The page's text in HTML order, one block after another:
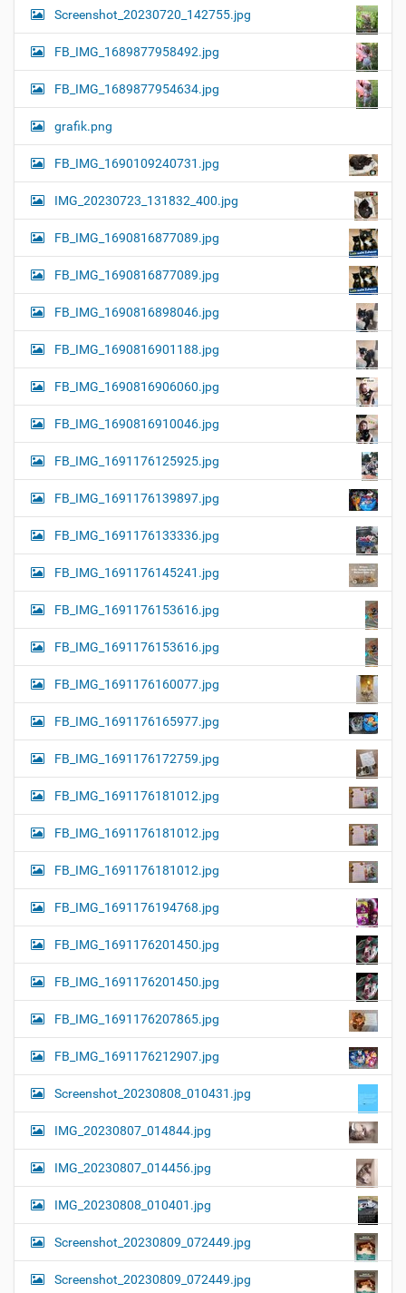
Screenshot_20230720_142755.jpg
FB_IMG_1689877958492.jpg
FB_IMG_1689877954634.jpg
grafik.png
FB_IMG_1690109240731.jpg
IMG_20230723_131832_400.jpg
FB_IMG_1690816877089.jpg
FB_IMG_1690816877089.jpg
FB_IMG_1690816898046.jpg
FB_IMG_1690816901188.jpg
FB_IMG_1690816906060.jpg
FB_IMG_1690816910046.jpg
FB_IMG_1691176125925.jpg
FB_IMG_1691176139897.jpg
FB_IMG_1691176133336.jpg
FB_IMG_1691176145241.jpg
FB_IMG_1691176153616.jpg
FB_IMG_1691176153616.jpg
FB_IMG_1691176160077.jpg
FB_IMG_1691176165977.jpg
FB_IMG_1691176172759.jpg
FB_IMG_1691176181012.jpg
FB_IMG_1691176181012.jpg
FB_IMG_1691176181012.jpg
FB_IMG_1691176194768.jpg
FB_IMG_1691176201450.jpg
FB_IMG_1691176201450.jpg
FB_IMG_1691176207865.jpg
FB_IMG_1691176212907.jpg
Screenshot_20230808_010431.jpg
IMG_20230807_014844.jpg
IMG_20230807_014456.jpg
IMG_20230808_010401.jpg
Screenshot_20230809_072449.jpg
Screenshot_20230809_072449.jpg